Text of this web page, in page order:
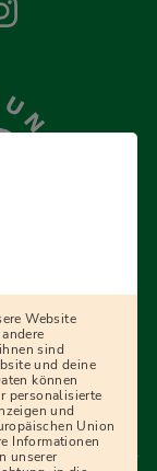
Wir
Start in den
was werden
Website
sind
und deine
können
personalisierte
und
Union
Informationen
unserer